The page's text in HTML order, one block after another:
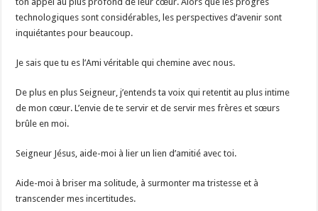
technologiques sont considérables, les perspectives d’avenir sont
inquiétantes pour beaucoup.
Je sais que tu es l’Ami véritable qui chemine avec nous.
De plus en plus Seigneur, j’entends ta voix qui retentit au plus intime
de mon cœur. L’envie de te servir et de servir mes frères et sœurs
brûle en moi.
Seigneur Jésus, aide-moi à lier un lien d’amitié avec toi.
Aide-moi à briser ma solitude, à surmonter ma tristesse et à
transcender mes incertitudes.